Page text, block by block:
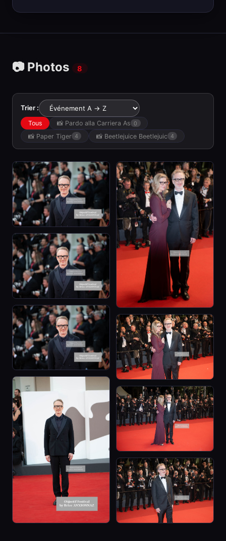
📷 Photos 8
Trier :
Tous 📸 Pardo alla Carriera As 0
📸 Paper Tiger 4 📸 Beetlejuice Beetlejuic 4